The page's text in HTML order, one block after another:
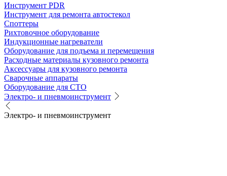
Инструмент PDR
Инструмент для ремонта автостекол
Споттеры
Рихтовочное оборудование
Индукционные нагреватели
Оборудование для подъема и перемещения
Расходные материалы кузовного ремонта
Аксессуары для кузовного ремонта
Сварочные аппараты
Оборудование для СТО
Электро- и пневмоинструмент
Электро- и пневмоинструмент